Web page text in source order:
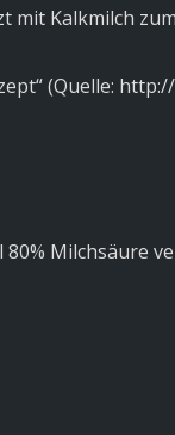
mit Kalkmilch
(Quelle:
Milchsäure